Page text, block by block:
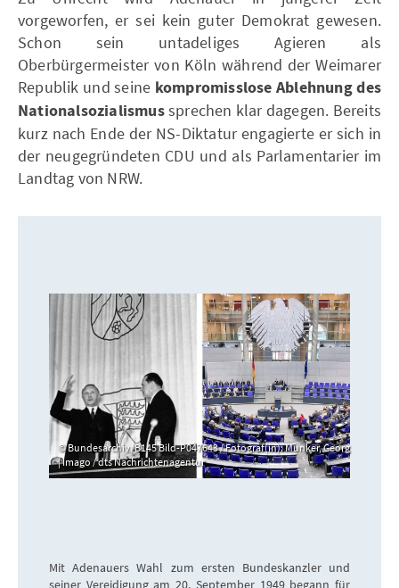
vorgeworfen, er sei kein guter Demokrat gewesen.
Schon sein untadeliges Agieren als
Oberbürgermeister von Köln während der Weimarer
Republik und seine kompromisslose Ablehnung des
Nationalsozialismussprechen klar dagegen. Bereits
kurz nach Ende der NS-Diktatur engagierte er sich in
der neugegründeten CDU und als Parlamentarier im
Landtag von NRW.
Bundesarchiv, B145 Bild-P047643 / Fotograf(in): Munker, Georg
| Imago / dts Nachrichtenagentur
Mit Adenauers Wahl zum ersten Bundeskanzler und